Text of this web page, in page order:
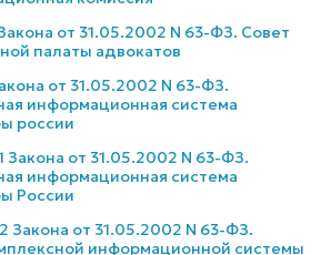
от 31.05.2002 N 63-ФЗ. Совет
палаты адвокатов
от 31.05.2002 N 63-ФЗ.
информационная система
россии
Закона от 31.05.2002 N 63-ФЗ.
информационная система
России
Закона от 31.05.2002 N 63-ФЗ.
информационной системы